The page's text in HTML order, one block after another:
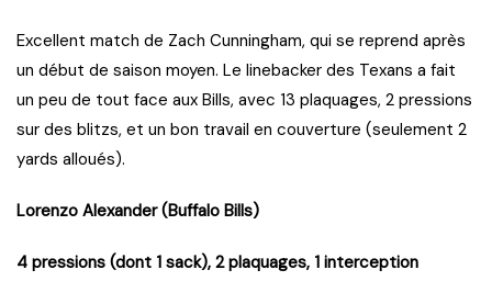
Excellent match de Zach Cunningham, qui se reprend après
un début de saison moyen. Le linebacker des Texans a fait
un peu de tout face aux Bills, avec 13 plaquages, 2 pressions
sur des blitzs, et un bon travail en couverture (seulement 2
yards alloués).
Lorenzo Alexander (Buffalo Bills)
4 pressions (dont 1 sack), 2 plaquages, 1 interception